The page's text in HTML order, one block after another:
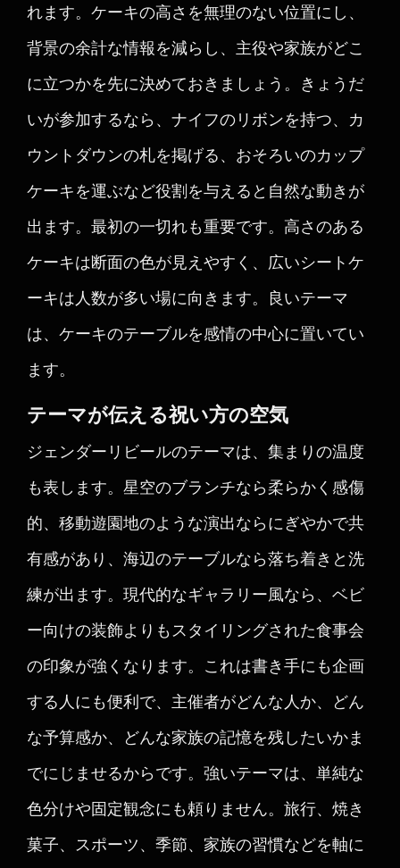
れます。ケーキの高さを無理のない位置にし、
背景の余計な情報を減らし、主役や家族がどこ
に立つかを先に決めておきましょう。きょうだ
いが参加するなら、ナイフのリボンを持つ、カ
ウントダウンの札を掲げる、おそろいのカップ
ケーキを運ぶなど役割を与えると自然な動きが
出ます。最初の一切れも重要です。高さのある
ケーキは断面の色が見えやすく、広いシートケ
ーキは人数が多い場に向きます。良いテーマ
は、ケーキのテーブルを感情の中心に置いてい
ます。
テーマが伝える祝い方の空気
ジェンダーリビールのテーマは、集まりの温度
も表します。星空のブランチなら柔らかく感傷
的、移動遊園地のような演出ならにぎやかで共
有感があり、海辺のテーブルなら落ち着きと洗
練が出ます。現代的なギャラリー風なら、ベビ
ー向けの装飾よりもスタイリングされた食事会
の印象が強くなります。これは書き手にも企画
する人にも便利で、主催者がどんな人か、どん
な予算感か、どんな家族の記憶を残したいかま
でにじませるからです。強いテーマは、単純な
色分けや固定観念にも頼りません。旅行、焼き
菓子、スポーツ、季節、家族の習慣などを軸に